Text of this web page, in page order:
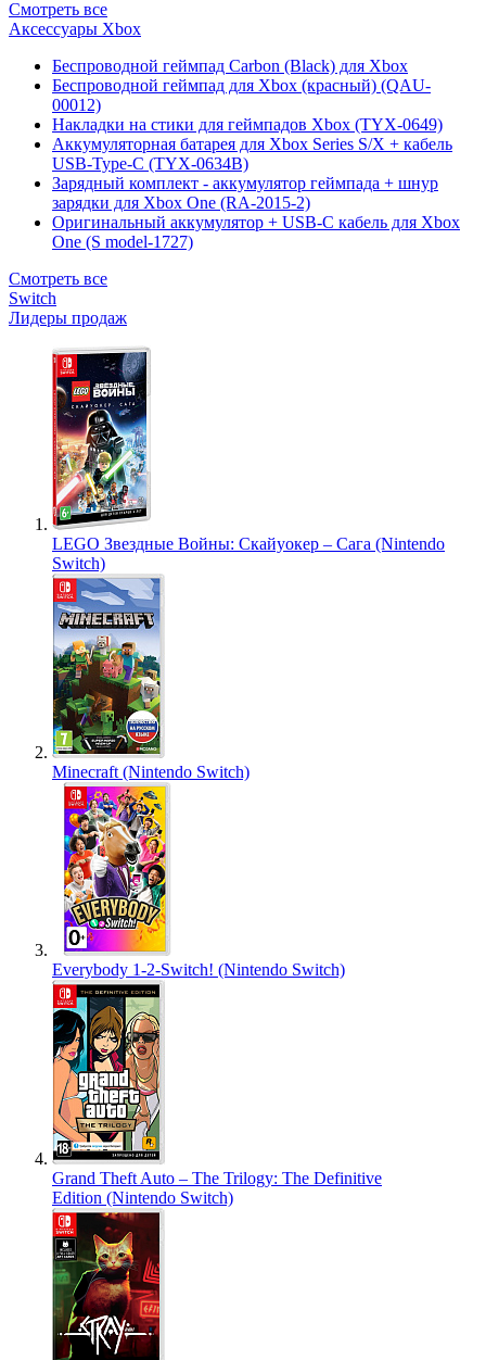
Смотреть все
Аксессуары Xbox
Беспроводной геймпад Carbon (Black) для Xbox
Беспроводной геймпад для Xbox (красный) (QAU-
00012)
Накладки на стики для геймпадов Xbox (TYX-0649)
Аккумуляторная батарея для Xbox Series S/X + кабель
USB-Type-C (TYX-0634B)
Зарядный комплект - аккумулятор геймпада + шнур
зарядки для Xbox One (RA-2015-2)
Оригинальный аккумулятор + USB-C кабель для Xbox
One (S model-1727)
Смотреть все
Switch
Лидеры продаж
LEGO Звездные Войны: Скайуокер – Сага (Nintendo
Switch)
Minecraft (Nintendo Switch)
Everybody 1-2-Switch! (Nintendo Switch)
Grand Theft Auto – The Trilogy: The Definitive
Edition (Nintendo Switch)